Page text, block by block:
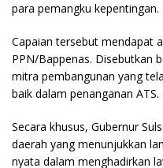
para pemangku kepentingan.
Capaian tersebut mendapat
PPN/Bappenas. Disebutkan
mitra pembangunan yang
baik dalam penanganan ATS.
Secara khusus, Gubernur
daerah yang menunjukkan
nyata dalam menghadirkan